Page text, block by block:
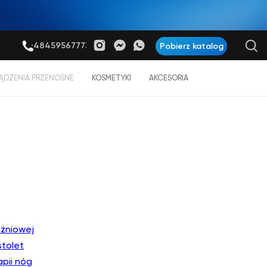
Pobierz katalog
+48459567773
PRZENOŚNE KOSMETYKI AKCESORIA
nóg